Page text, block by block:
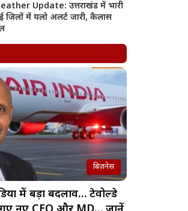
Update: उत्तराखंड में भारी
जिलों में यलो अलर्ट जारी, कैलास
बिज़नेस
में बड़ा बदलाव… टेवोल्डे